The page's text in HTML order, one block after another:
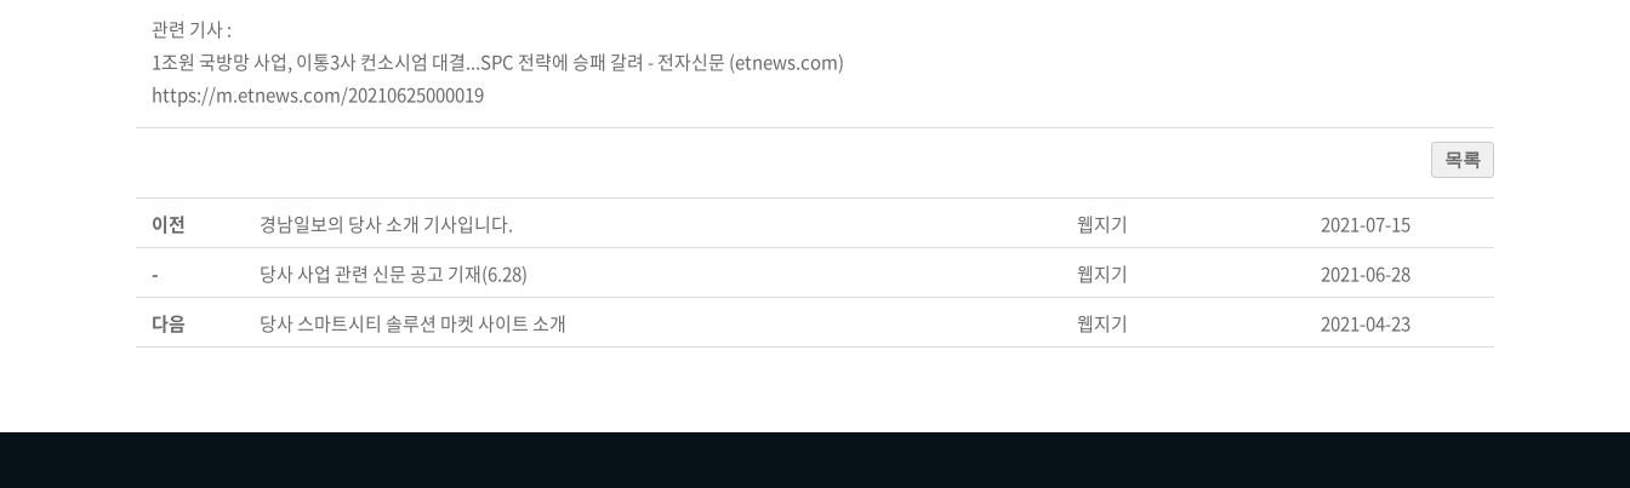
관련 기사 :
1조원 국방망 사업, 이통3사 컨소시엄 대결...SPC 전략에 승패 갈려 - 전자신문 (etnews.com)
https://m.etnews.com/20210625000019
목록
이전 경남일보의 당사 소개 기사입니다. 웹지기
2021-07-15
-
당사 사업 관련 신문 공고 기재(6.28) 웹지기
2021-06-28
다음
당사 스마트시티 솔루션 마켓 사이트 소개 웹지기 2021-04-23